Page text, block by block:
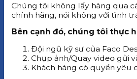
Chúng tôi không lấy hàng qua
chính hãng, nói không với tình
Bên cạnh đó, chúng tôi thực
Đội ngũ kỹ sư của Faco
Chụp ảnh/Quay video gửi
Khách hàng có quyền yêu